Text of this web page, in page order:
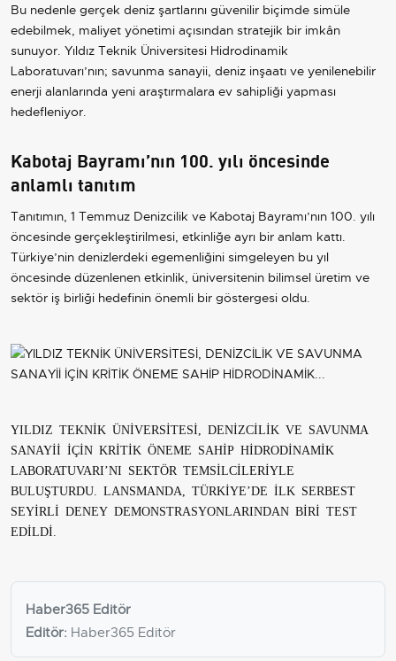
Bu nedenle gerçek deniz şartlarını güvenilir biçimde simüle
edebilmek, maliyet yönetimi açısından stratejik bir imkân
sunuyor. Yıldız Teknik Üniversitesi Hidrodinamik
Laboratuvarı’nın; savunma sanayii, deniz inşaatı ve yenilenebilir
enerji alanlarında yeni araştırmalara ev sahipliği yapması
hedefleniyor.
Kabotaj Bayramı’nın 100. yılı öncesinde
anlamlı tanıtım
Tanıtımın, 1 Temmuz Denizcilik ve Kabotaj Bayramı’nın 100. yılı
öncesinde gerçekleştirilmesi, etkinliğe ayrı bir anlam kattı.
Türkiye’nin denizlerdeki egemenliğini simgeleyen bu yıl
öncesinde düzenlenen etkinlik, üniversitenin bilimsel üretim ve
sektör iş birliği hedefinin önemli bir göstergesi oldu.
YILDIZ TEKNİK ÜNİVERSİTESİ, DENİZCİLİK VE SAVUNMA
SANAYİİ İÇİN KRİTİK ÖNEME SAHİP HİDRODİNAMİK
LABORATUVARI’NI SEKTÖR TEMSİLCİLERİYLE
BULUŞTURDU. LANSMANDA, TÜRKİYE’DE İLK SERBEST
SEYİRLİ DENEY DEMONSTRASYONLARINDAN BİRİ TEST
EDİLDİ.
Haber365 Editör
Editör: Haber365 Editör